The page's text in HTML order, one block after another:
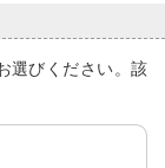
選びください。該